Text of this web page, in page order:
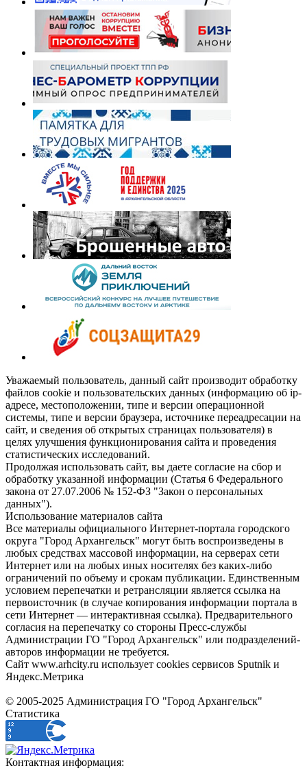
Уважаемый пользователь, данный сайт производит обработку
файлов cookie и пользовательских данных (информацию об ip-
адресе, местоположении, типе и версии операционной
системы, типе и версии браузера, источнике переадресации на
сайт, и сведения об открытых страницах пользователя) в
целях улучшения функционирования сайта и проведения
статистических исследований.
Продолжая использовать сайт, вы даете согласие на сбор и
обработку указанной информации (Статья 6 Федерального
закона от 27.07.2006 № 152-ФЗ "Закон о персональных
данных").
Использование материалов сайта
Все материалы официального Интернет-портала городского
округа "Город Архангельск" могут быть воспроизведены в
любых средствах массовой информации, на серверах сети
Интернет или на любых иных носителях без каких-либо
ограничений по объему и срокам публикации. Единственным
условием перепечатки и ретрансляции является ссылка на
первоисточник (в случае копирования информации портала в
сети Интернет — интерактивная ссылка). Предварительного
согласия на перепечатку со стороны Пресс-службы
Администрации ГО "Город Архангельск" или подразделений-
авторов информации не требуется.
Сайт www.arhcity.ru использует cookies сервисов Sputnik и
Яндекс.Метрика
© 2005-2025 Администрация ГО "Город Архангельск"
Статистика
Контактная информация: